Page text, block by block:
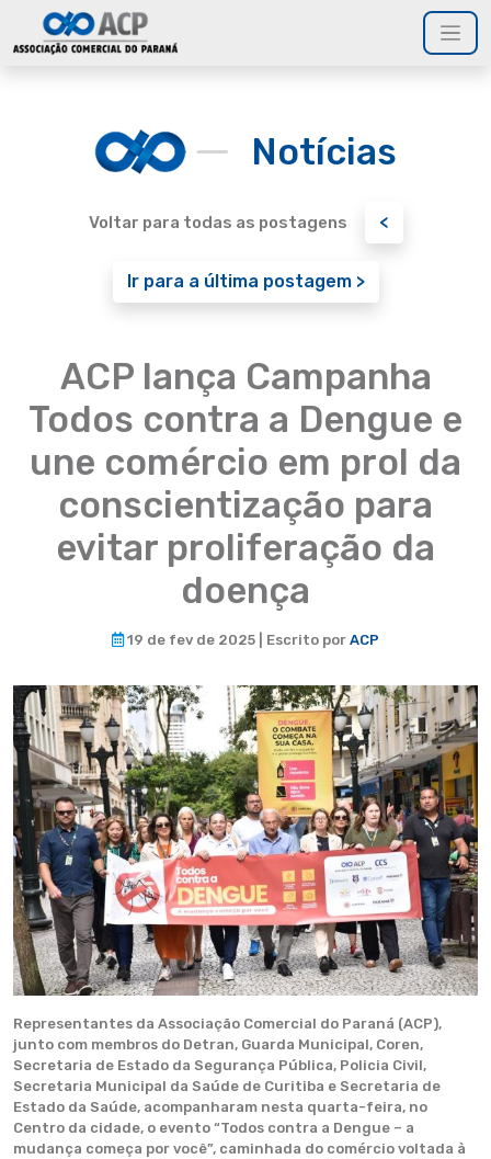
Notícias
Voltar para todas as postagens <
Ir para a última postagem >
ACP lança Campanha
Todos contra a Dengue e
une comércio em prol da
conscientização para
evitar proliferação da
doença
19 de fev de 2025 | Escrito por ACP
Representantes da Associação Comercial do Paraná (ACP),
junto com membros do Detran, Guarda Municipal, Coren,
Secretaria de Estado da Segurança Pública, Policia Civil,
Secretaria Municipal da Saúde de Curitiba e Secretaria de
Estado da Saúde, acompanharam nesta quarta-feira, no
Centro da cidade, o evento “Todos contra a Dengue – a
mudança começa por você”, caminhada do comércio voltada à